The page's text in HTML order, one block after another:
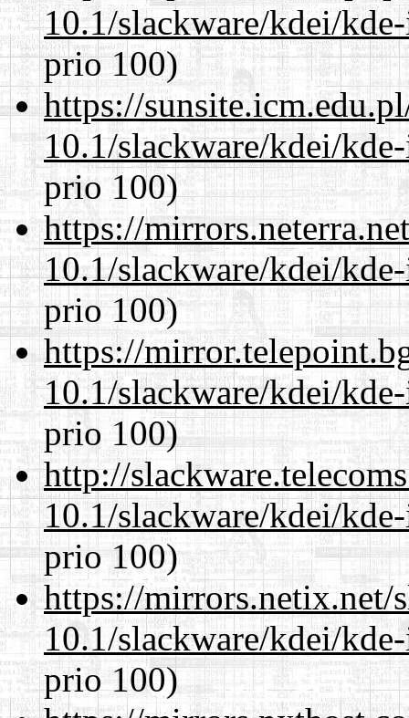
10.1/slackware/kdei/
prio 100)
https://
10.1/slackware/kdei/
prio 100)
https://
10.1/slackware/kdei/
prio 100)
https://
10.1/slackware/kdei/
prio 100)
http://
10.1/slackware/kdei/
prio 100)
https://mirrors.netix.net/
10.1/slackware/kdei/
prio 100)